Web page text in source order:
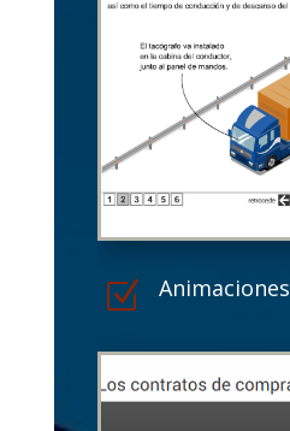
Z Animaciones